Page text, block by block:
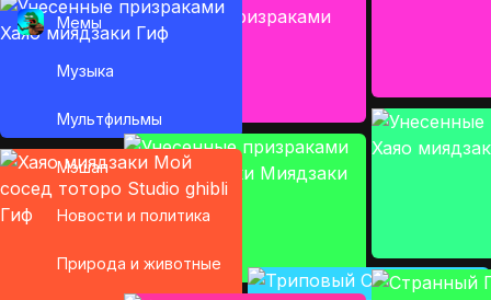
Мемы
Музыка
Мультфильмы
Мэшап
Новости и политика
Природа и животные